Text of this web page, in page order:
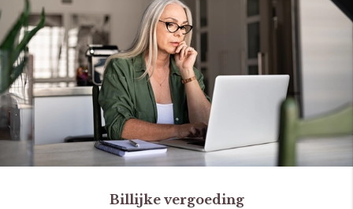
Billijke vergoeding